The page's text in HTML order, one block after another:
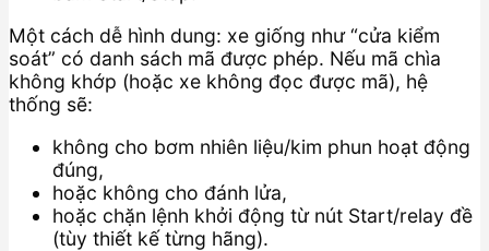
Một cách dễ hình dung: xe giống như “cửa kiểm
soát” có danh sách mã được phép. Nếu mã chìa
không khớp (hoặc xe không đọc được mã), hệ
thống sẽ:
không cho bơm nhiên liệu/kim phun hoạt động
đúng,
hoặc không cho đánh lửa,
hoặc chặn lệnh khởi động từ nút Start/relay đề
(tùy thiết kế từng hãng).